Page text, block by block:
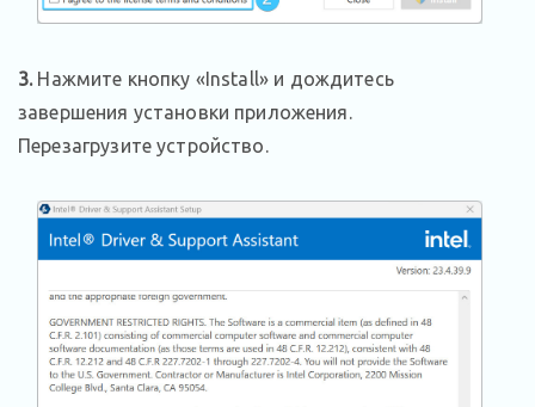
3.Нажмите кнопку «Install» и дождитесь
завершения установки приложения.
Перезагрузите устройство.